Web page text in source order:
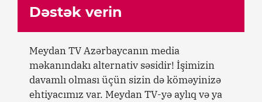
Dəstək verin
Meydan TV Azərbaycanın media
məkanındakı alternativ səsidir! İşimizin
davamlı olması üçün sizin də köməyinizə
ehtiyacımız var. Meydan TV-yə aylıq və ya